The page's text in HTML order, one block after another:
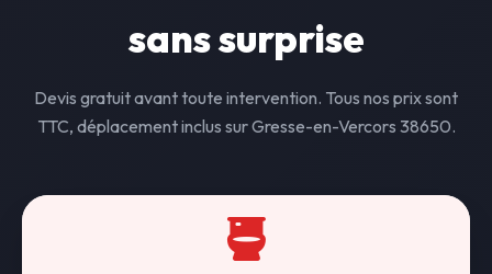
sans surprise
Devis gratuit avant toute intervention. Tous nos prix sont
TTC, déplacement inclus sur Gresse-en-Vercors 38650.